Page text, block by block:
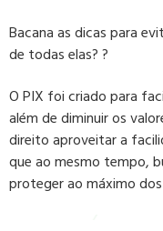
Bacana as dicas para
de todas elas? ?
O PIX foi criado para
além de diminuir os
direito aproveitar a
que ao mesmo tempo,
proteger ao máximo